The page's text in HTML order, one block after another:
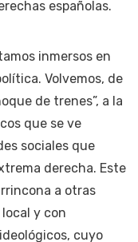
españolas.
inmersos en
Volvemos, de
de trenes”, a la
que se ve
sociales que
derecha. Este
a otras
y con
cuyo